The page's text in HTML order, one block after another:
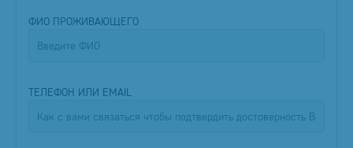
ФИО ПРОЖИВАЮЩЕГО
ТЕЛЕФОН ИЛИ EMAIL